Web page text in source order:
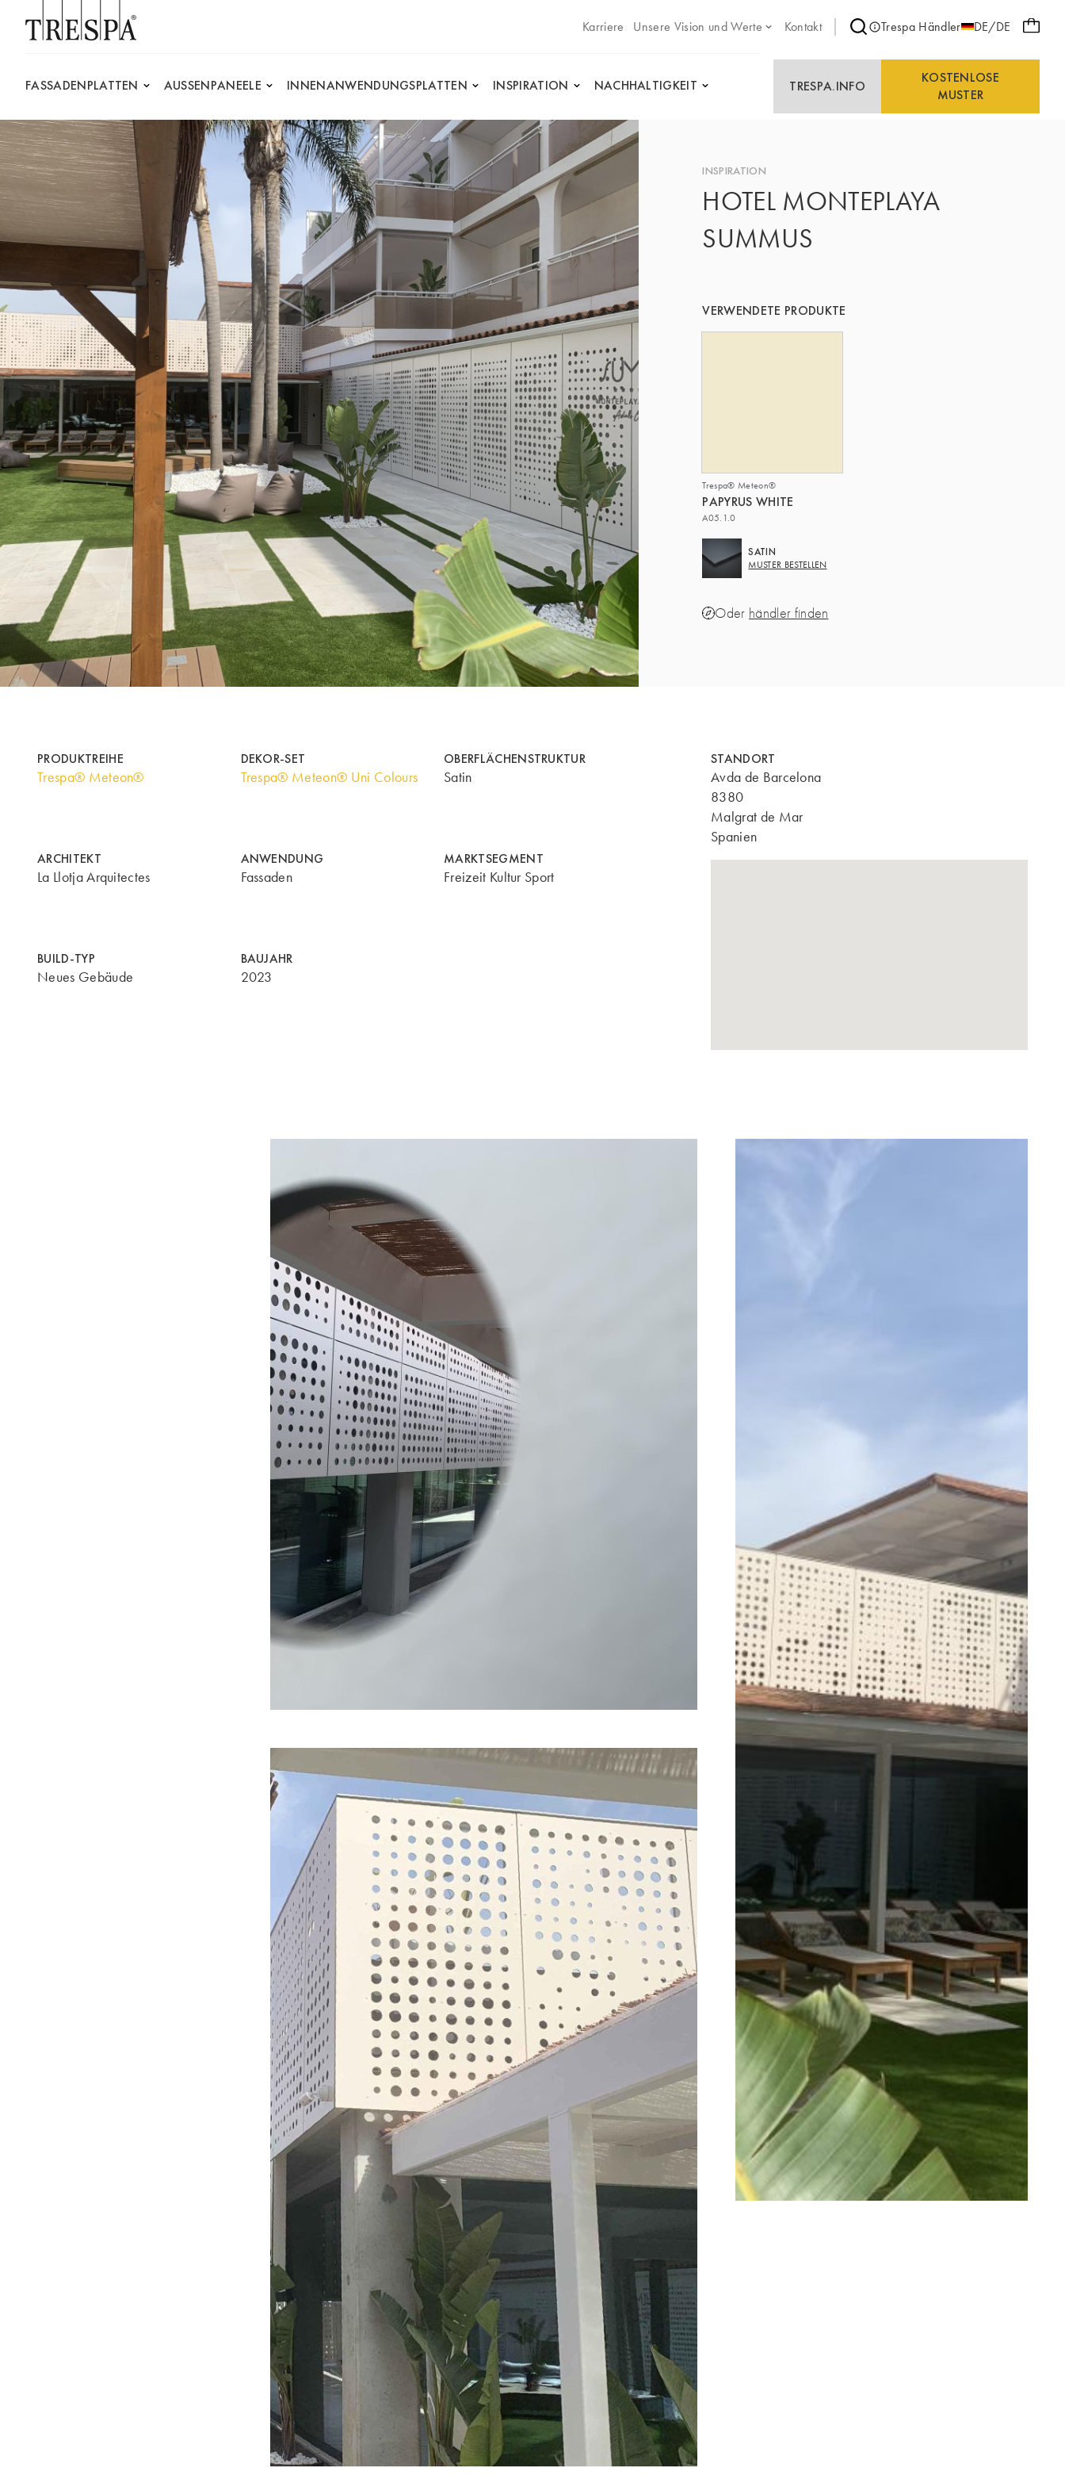
Karriere
Unsere Vision und Werte Kontakt Trespa Händler DE/DE
FASSADENPLATTEN AUSSENPANEELE INNENANWENDUNGSPLATTEN INSPIRATION NACHHALTIGKEIT TRESPA.INFO
KOSTENLOSE
MUSTER
INSPIRATION
HOTEL MONTEPLAYA
SUMMUS
VERWENDETE PRODUKTE
Trespa® Meteon®
PAPYRUS WHITE
A05.1.0
SATIN
MUSTER BESTELLEN
Oder händler finden
PRODUKTREIHE
Trespa® Meteon®
DEKOR-SET
Trespa® Meteon® Uni Colours
OBERFLÄCHENSTRUKTUR
Satin
ARCHITEKT
La Llotja Arquitectes
ANWENDUNG
Fassaden
MARKTSEGMENT
Freizeit Kultur Sport
BUILD-TYP
Neues Gebäude
BAUJAHR
2023
STANDORT
Avda de Barcelona
8380
Malgrat de Mar
Spanien